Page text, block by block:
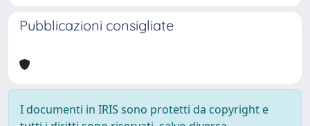
Pubblicazioni consigliate
I documenti in IRIS sono protetti da copyright e